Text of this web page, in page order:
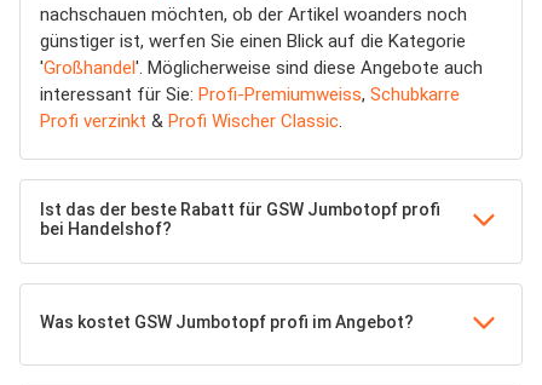
nachschauen möchten, ob der Artikel woanders noch
günstiger ist, werfen Sie einen Blick auf die Kategorie
'Großhandel'. Möglicherweise sind diese Angebote auch
interessant für Sie: Profi-Premiumweiss, Schubkarre
Profi verzinkt & Profi Wischer Classic
Ist das der beste Rabatt für GSW Jumbotopf profi
bei Handelshof?
Was kostet GSW Jumbotopf profi im Angebot?